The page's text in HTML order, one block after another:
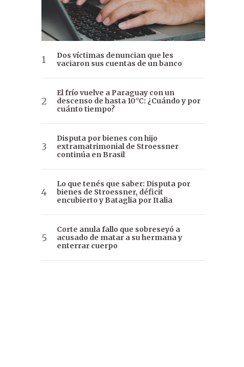
Dos víctimas denuncian que les
vaciaron sus cuentas de un banco
El frío vuelve a Paraguay con un
descenso de hasta 10°C: ¿Cuándo y por
cuánto tiempo?
Disputa por bienes con hijo
extramatrimonial de Stroessner
continúa en Brasil
Lo que tenés que saber: Disputa por
bienes de Stroessner, déficit
encubierto y Bataglia por Italia
Corte anula fallo que sobreseyó a
acusado de matar a su hermana y
enterrar cuerpo